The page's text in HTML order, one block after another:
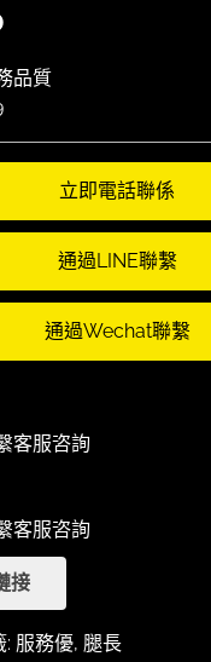
品質
立即電話聯係
通過LINE聯繫
通過Wechat聯繫
客服咨詢
客服咨詢
接
: 服務優, 腿長